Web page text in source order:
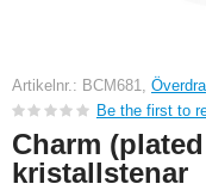
Artikelnr.: BCM681,
Be the first to
Charm
kristallstenar